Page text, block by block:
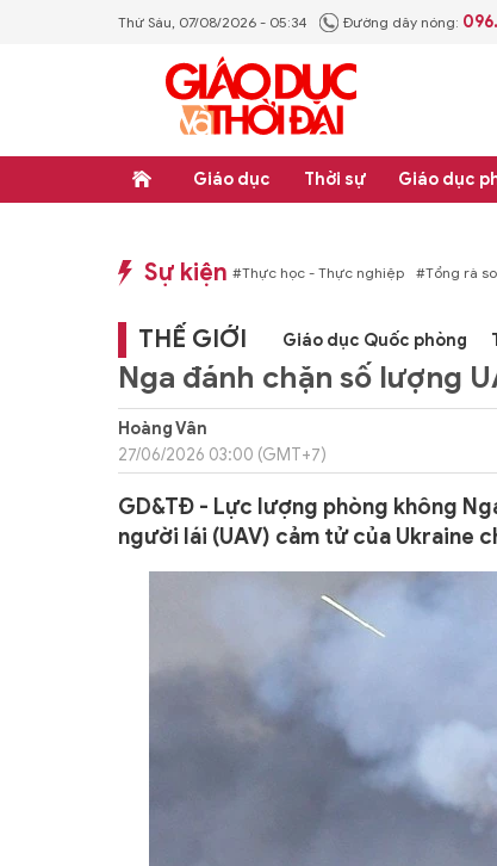
Thứ Sáu, 07/08/2026 - 05:34 Đường dây nóng:
Giáo dục Thời sự Giáo dục
Sự kiện
#Thực học - Thực nghiệp #Tổng rà soát hệ thống văn bản quy
THẾ GIỚI Giáo dục Quốc phòng
Nga đánh chặn số lượng
Hoàng Vân
27/06/2026 03:00 (GMT+7)
GD&TĐ - Lực lượng phòng không
người lái (UAV) cảm tử của Ukraine